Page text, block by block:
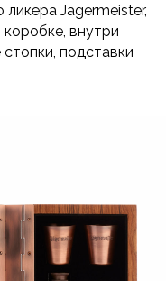
ликёра Jägermeister,
внутри
подставки